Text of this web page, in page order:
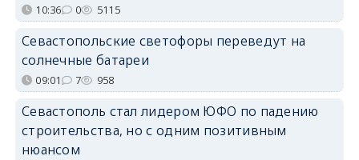
10:36 0 5115
Севастопольские светофоры переведут на
солнечные батареи
09:01 7 958
Севастополь стал лидером ЮФО по падению
строительства, но с одним позитивным
нюансом